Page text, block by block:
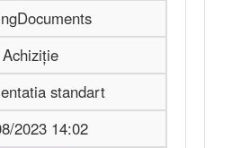
Achiziție
standart
2023 14:02